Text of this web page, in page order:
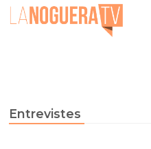
Entrevistes